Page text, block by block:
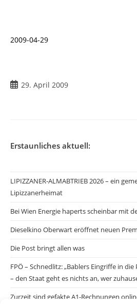
2009-04-29
Beitrag29. April 2009
Erstaunliches aktuell:
LIPIZZANER-ALMABTRIEB 2026 – ein
Lipizzanerheimat
Bei Wien Energie haperts scheinbar mit
Dieselkino Oberwart eröffnet neuen
Die Post bringt allen was
FPÖ – Schnedlitz: „Bablers Eingriffe in
– den Staat geht es nichts an, wer
Zurzeit sind gefakte A1-Rechnungen